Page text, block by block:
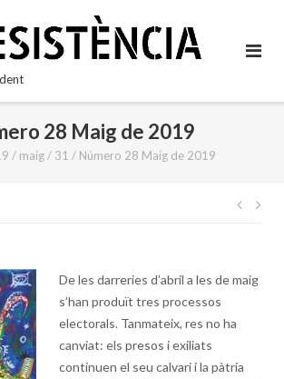
28 Maig de 2019
/ maig/ 31 / Número 28 Maig de 2019
De les darreries d’abril a les de maig
s’han produït tres processos
electorals. Tanmateix, res no ha
canviat: els presos i exiliats
continuen el seu calvari i la pàtria